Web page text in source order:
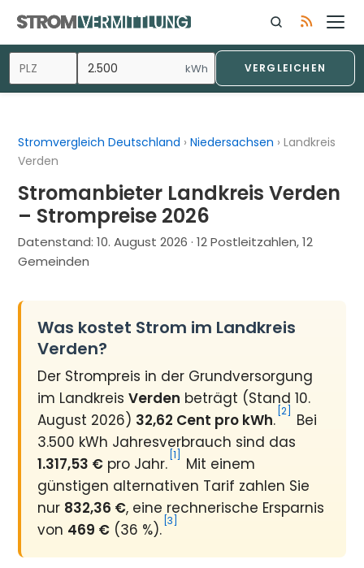
Inhalt
springen
kWh VERGLEICHEN
Stromvergleich Deutschland ›Niedersachsen ›Landkreis
Verden
Stromanbieter Landkreis Verden
– Strompreise 2026
Datenstand:10. August 2026 · 12 Postleitzahlen, 12
Gemeinden
Was kostet Strom im Landkreis
Verden?
Der Strompreis in der Grundversorgung
im LandkreisVerden beträgt (Stand 10.
August 2026) 32,62 Cent pro kWh. [2]
Bei
3.500 kWh Jahresverbrauch sind das
1.317,53 € pro Jahr. [1]
Mit einem
günstigen alternativen Tarif zahlen Sie
nur 832,36 €, eine rechnerische Ersparnis
von 469 € (36 %). [3]